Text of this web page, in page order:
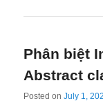
Phân biệt
Abstract
Posted onJuly 1,